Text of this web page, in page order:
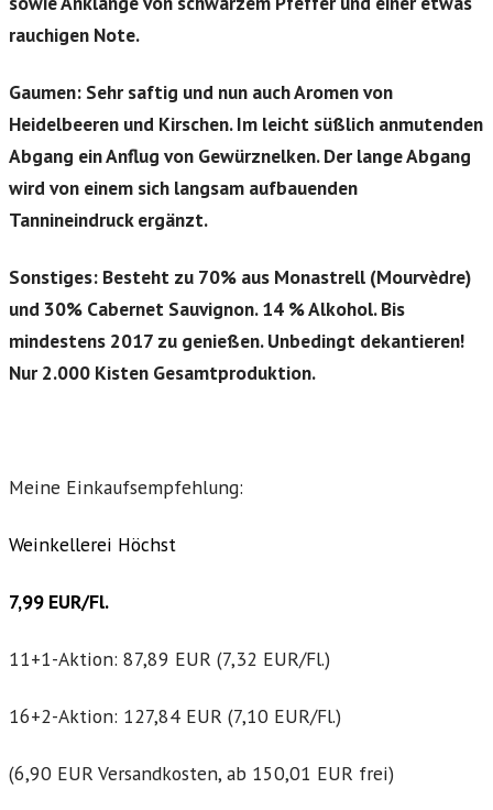
rauchigen Note.
Gaumen: Sehr saftig und nun auch Aromen von
Heidelbeeren und Kirschen. Im leicht süßlich anmutenden
Abgang ein Anflug von Gewürznelken. Der lange Abgang
wird von einem sich langsam aufbauenden
Tannineindruck ergänzt.
Sonstiges: Besteht zu 70% aus Monastrell (Mourvèdre)
und 30% Cabernet Sauvignon. 14 % Alkohol. Bis
mindestens 2017 zu genießen. Unbedingt dekantieren!
Nur 2.000 Kisten Gesamtproduktion.
Meine Einkaufsempfehlung:
Weinkellerei Höchst
7,99 EUR/Fl.
11+1-Aktion: 87,89 EUR (7,32 EUR/Fl.)
16+2-Aktion: 127,84 EUR (7,10 EUR/Fl.)
(6,90 EUR Versandkosten, ab 150,01 EUR frei)